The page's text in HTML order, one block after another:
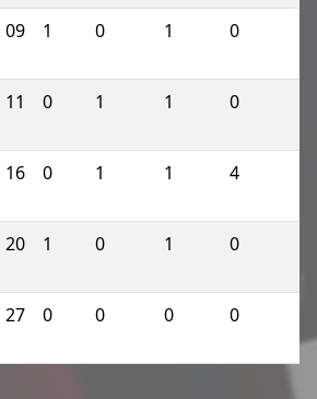
09 1 0 1 0
11 0 1 1 0
16 0 1 1 4
20 1 0 1 0
27 0 0 0 0